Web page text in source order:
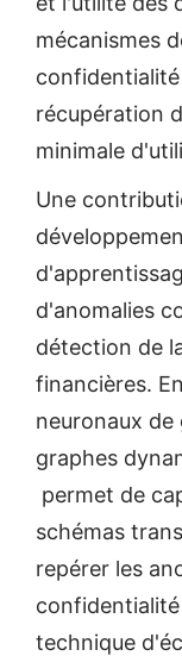
mécanismes
récupération
minimale
Une
d'anomalies
détection de
financières.
neuronaux de
graphes
permet de
schémas
repérer les
technique